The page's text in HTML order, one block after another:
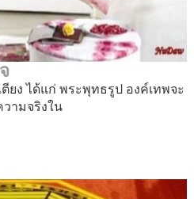
ยง ได้แก่ พระพุทธรูป องค์เทพจะ
ามจริงใน